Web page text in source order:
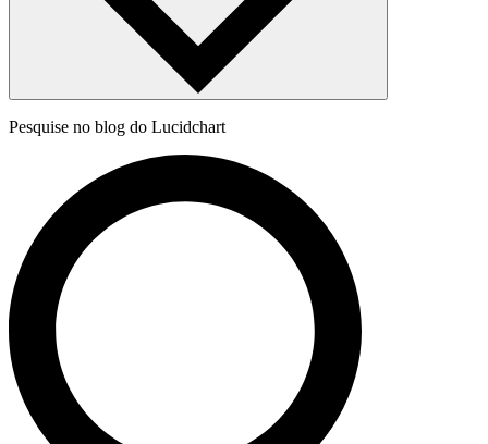
Pesquise no blog do Lucidchart